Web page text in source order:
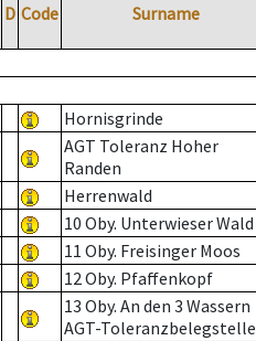
D Code Surname
Hornisgrinde
AGT Toleranz Hoher
Randen
Herrenwald
10 Oby. Unterwieser Wald
11 Oby. Freisinger Moos
12 Oby. Pfaffenkopf
13 Oby. An den 3 Wassern
AGT-Toleranzbelegstelle